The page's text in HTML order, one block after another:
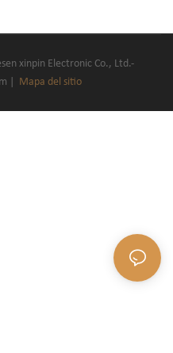
xinpin Electronic Co., Ltd.-
|
Mapa del sitio